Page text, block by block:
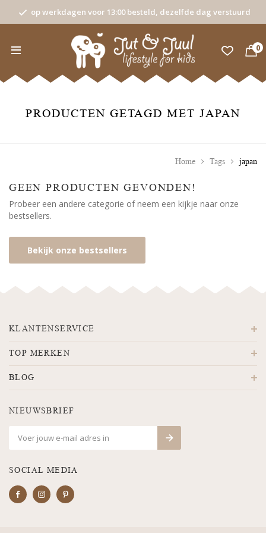
op werkdagen voor 13:00 besteld, dezelfde dag verstuurd
0
PRODUCTEN GETAGD MET JAPAN
Home Tags japan
GEEN PRODUCTEN GEVONDEN!
Probeer een andere categorie of neem een kijkje naar onze
bestsellers.
Bekijk onze bestsellers
KLANTENSERVICE
TOP MERKEN
BLOG
NIEUWSBRIEF
SOCIAL MEDIA